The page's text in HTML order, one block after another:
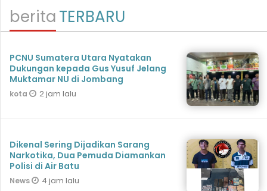
beritaTERBARU
PCNU Sumatera Utara Nyatakan
Dukungan kepada Gus Yusuf Jelang
Muktamar NU di Jombang
kota 2 jam lalu
Dikenal Sering Dijadikan Sarang
Narkotika, Dua Pemuda Diamankan
Polisi di Air Batu
News 4 jam lalu